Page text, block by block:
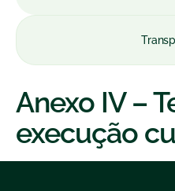
Anexo IV –
execução